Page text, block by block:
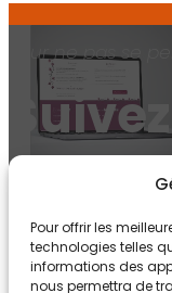
Pour offrir les
technologies telles
informations des
nous permettra de
Pour ne pas se
Suivez